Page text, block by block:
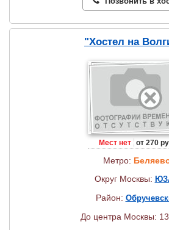
"Хостел на
Мест нет от 270
Метро:
Округ Москвы:
Район:
До центра Москвы: